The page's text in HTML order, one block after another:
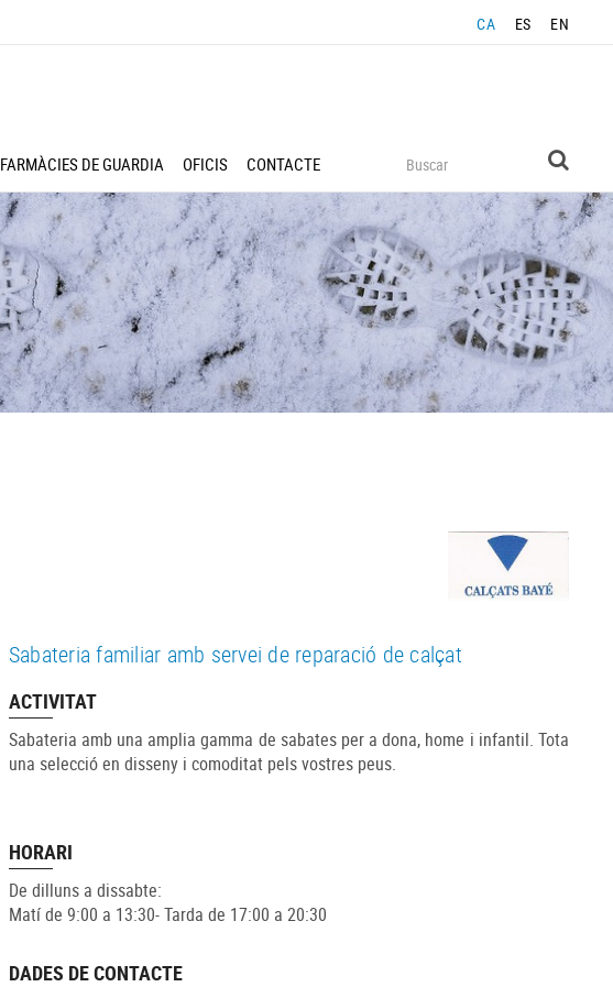
CA ES EN
FARMÀCIES DE GUARDIA OFICIS CONTACTE
Sabateria familiar amb servei de reparació de calçat
ACTIVITAT
Sabateria amb una amplia gamma de sabates per a dona, home i infantil. Tota
una selecció en disseny i comoditat pels vostres peus.
HORARI
De dilluns a dissabte:
Matí de 9:00 a 13:30- Tarda de 17:00 a 20:30
DADES DE CONTACTE